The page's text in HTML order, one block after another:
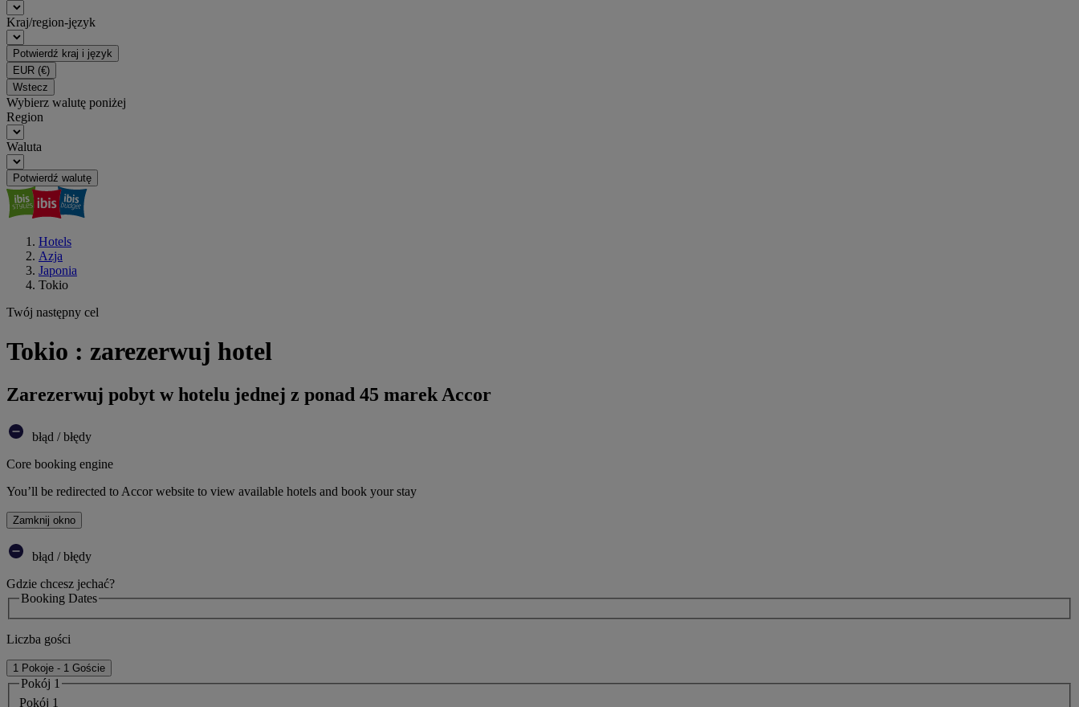
Kraj/region-język
Potwierdź kraj i język
EUR (€)
Wstecz
Wybierz walutę poniżej
Region
Waluta
Potwierdź walutę
Hotels
Azja
Japonia
Tokio
Twój następny cel
Tokio : zarezerwuj hotel
Zarezerwuj pobyt w hotelu jednej z ponad 45 marek Accor
błąd / błędy
Core booking engine
You’ll be redirected to Accor website to view available hotels and book your stay
Zamknij okno
błąd / błędy
Gdzie chcesz jechać?
Booking Dates
Liczba gości
1 Pokoje - 1 Goście
Pokój 1
Pokój 1